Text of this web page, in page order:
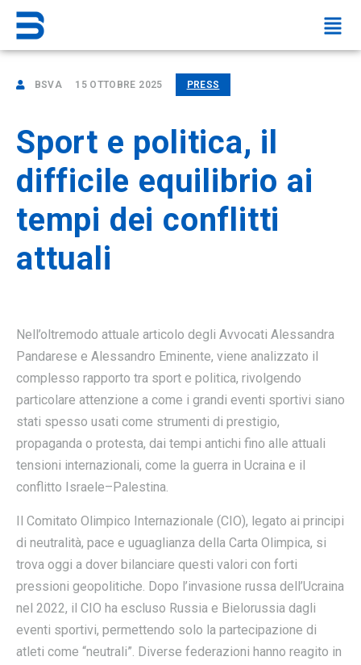
BSVA 15 OTTOBRE 2025 PRESS
Sport e politica, il
difficile equilibrio ai
tempi dei conflitti
attuali
Nell’oltremodo attuale articolo degli Avvocati Alessandra
Pandarese e Alessandro Eminente, viene analizzato il
complesso rapporto tra sport e politica, rivolgendo
particolare attenzione a come i grandi eventi sportivi siano
stati spesso usati come strumenti di prestigio,
propaganda o protesta, dai tempi antichi fino alle attuali
tensioni internazionali, come la guerra in Ucraina e il
conflitto Israele–Palestina.
Il Comitato Olimpico Internazionale (CIO), legato ai principi
di neutralità, pace e uguaglianza della Carta Olimpica, si
trova oggi a dover bilanciare questi valori con forti
pressioni geopolitiche. Dopo l’invasione russa dell’Ucraina
nel 2022, il CIO ha escluso Russia e Bielorussia dagli
eventi sportivi, permettendo solo la partecipazione di
atleti come “neutrali”. Diverse federazioni hanno reagito in